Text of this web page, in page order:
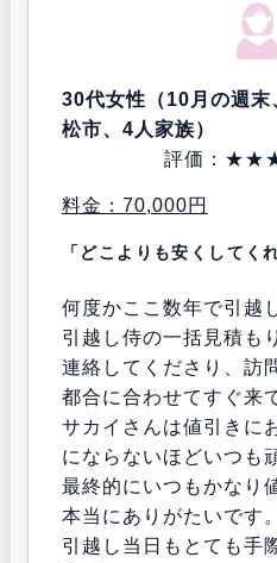
30代女性（10月の週
松市、4人家族）
評価：
料金：70,000円
「どこよりも安くしてく
何度かここ数年で引越
引越し侍の一括見積も
連絡してくださり、訪
都合に合わせてすぐ来
サカイさんは値引きに
にならないほどいつも
最終的にいつもかなり
本当にありがたいです。
引越し当日もとても手